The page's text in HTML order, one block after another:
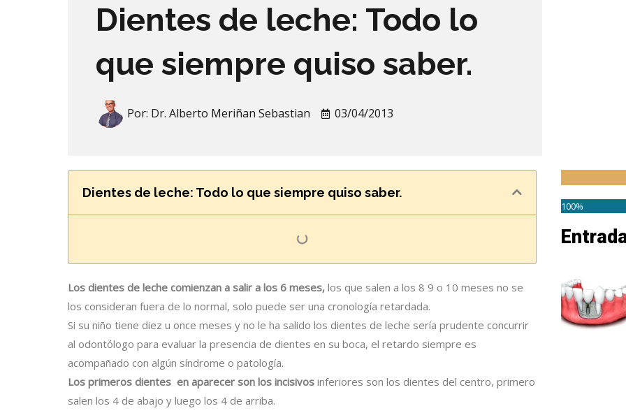
Dientes de leche: Todo lo
que siempre quiso saber.
Por: Dr. Alberto Meriñan Sebastian 03/04/2013
Dientes de leche: Todo lo que siempre quiso saber.
Los dientes de leche comienzan a salir a los 6 meses, los que salen a los 8 9 o 10 meses no se
los consideran fuera de lo normal, solo puede ser una cronología retardada.
Si su niño tiene diez u once meses y no le ha salido los dientes de leche sería prudente concurrir
al odontólogo para evaluar la presencia de dientes en su boca, el retardo siempre es
acompañado con algún síndrome o patología.
Los primeros dientes en aparecer son los incisivos inferiores son los dientes del centro, primero
salen los 4 de abajo y luego los 4 de arriba.
100%